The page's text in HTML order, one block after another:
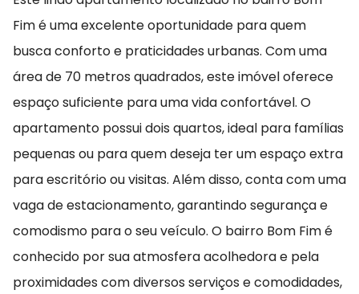
Fim é uma excelente oportunidade para quem
busca conforto e praticidades urbanas. Com uma
área de 70 metros quadrados, este imóvel oferece
espaço suficiente para uma vida confortável. O
apartamento possui dois quartos, ideal para famílias
pequenas ou para quem deseja ter um espaço extra
para escritório ou visitas. Além disso, conta com uma
vaga de estacionamento, garantindo segurança e
comodismo para o seu veículo. O bairro Bom Fim é
conhecido por sua atmosfera acolhedora e pela
proximidades com diversos serviços e comodidades,